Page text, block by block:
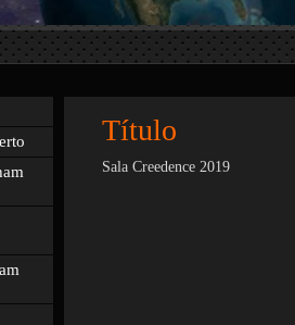
Título
Sala Creedence 2019